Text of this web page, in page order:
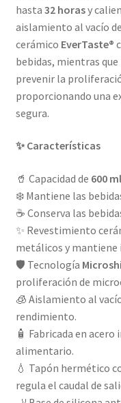
hasta 32 horasy
aislamiento al vacío
cerámico EverTaste®
bebidas, mientras
prevenir la
proporcionando una
segura.
✨ Características
🥤 Capacidad de 600 ml
❄️ Mantiene las
☕ Conserva las
✨ Revestimiento
metálicos y mantiene
🛡️ Tecnología
proliferación de
🧊 Aislamiento al
rendimiento.
🧴 Fabricada en acero
alimentario.
💧 Tapón hermético
regula el caudal de